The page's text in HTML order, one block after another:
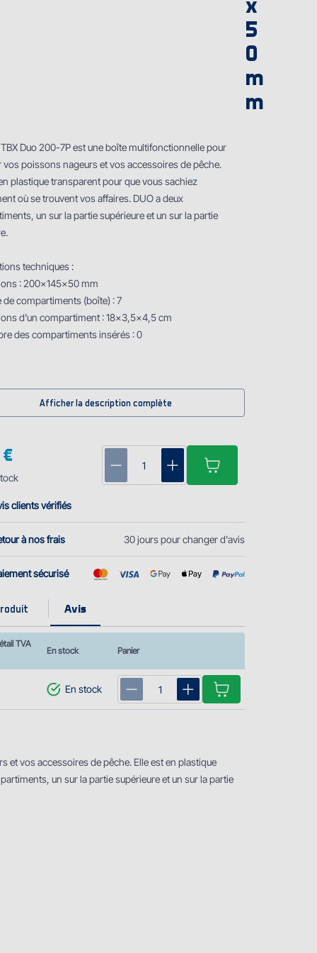
5
0
m
m
Duo 200-7P est une boîte multifonctionnelle pour
vos poissons nageurs et vos accessoires de pêche.
plastique transparent pour que vous sachiez
où se trouvent vos affaires. DUO a deux
un sur la partie supérieure et un sur la partie
techniques :
: 200x145x50 mm
de compartiments (boîte) : 7
d'un compartiment : 18x3,5x4,5 cm
des compartiments insérés : 0
Afficher la description complète
clients vérifiés
à nos frais 30 jours pour changer d'avis
sécurisé
TVA
En stock Panier
En stock
et vos accessoires de pêche. Elle est en plastique
un sur la partie supérieure et un sur la partie